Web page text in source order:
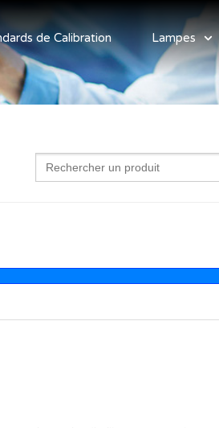
de Calibration Lampes
Search
for: